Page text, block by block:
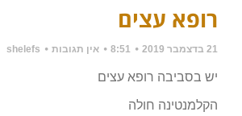
רופא עצים
21 בדצמבר 2019 8:51 אין תגובות shelefs
יש בסביבה רופא עצים
הקלמנטינה חולה